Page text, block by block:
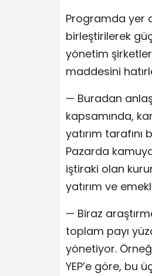
Programda yer
birleştirilerek
yönetim
maddesini
— Buradan
kapsamında,
yatırım
Pazarda
iştiraki olan
yatırım ve
— Biraz
toplam payı
yönetiyor.
YEP’e göre, bu